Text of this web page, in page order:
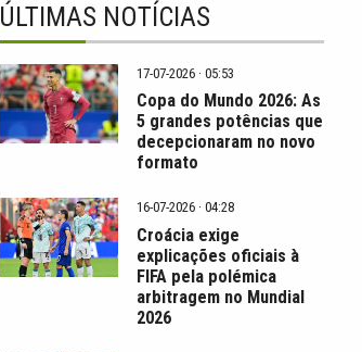
ÚLTIMAS NOTÍCIAS
17-07-2026 · 05:53
Copa do Mundo 2026: As
5 grandes potências que
decepcionaram no novo
formato
16-07-2026 · 04:28
Croácia exige
explicações oficiais à
FIFA pela polémica
arbitragem no Mundial
2026